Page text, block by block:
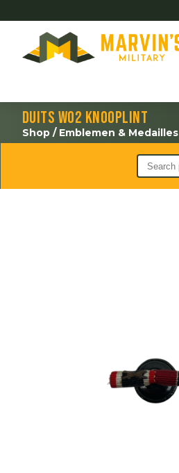
Duits WO2 knooplint
Shop / Emblemen & Medailles